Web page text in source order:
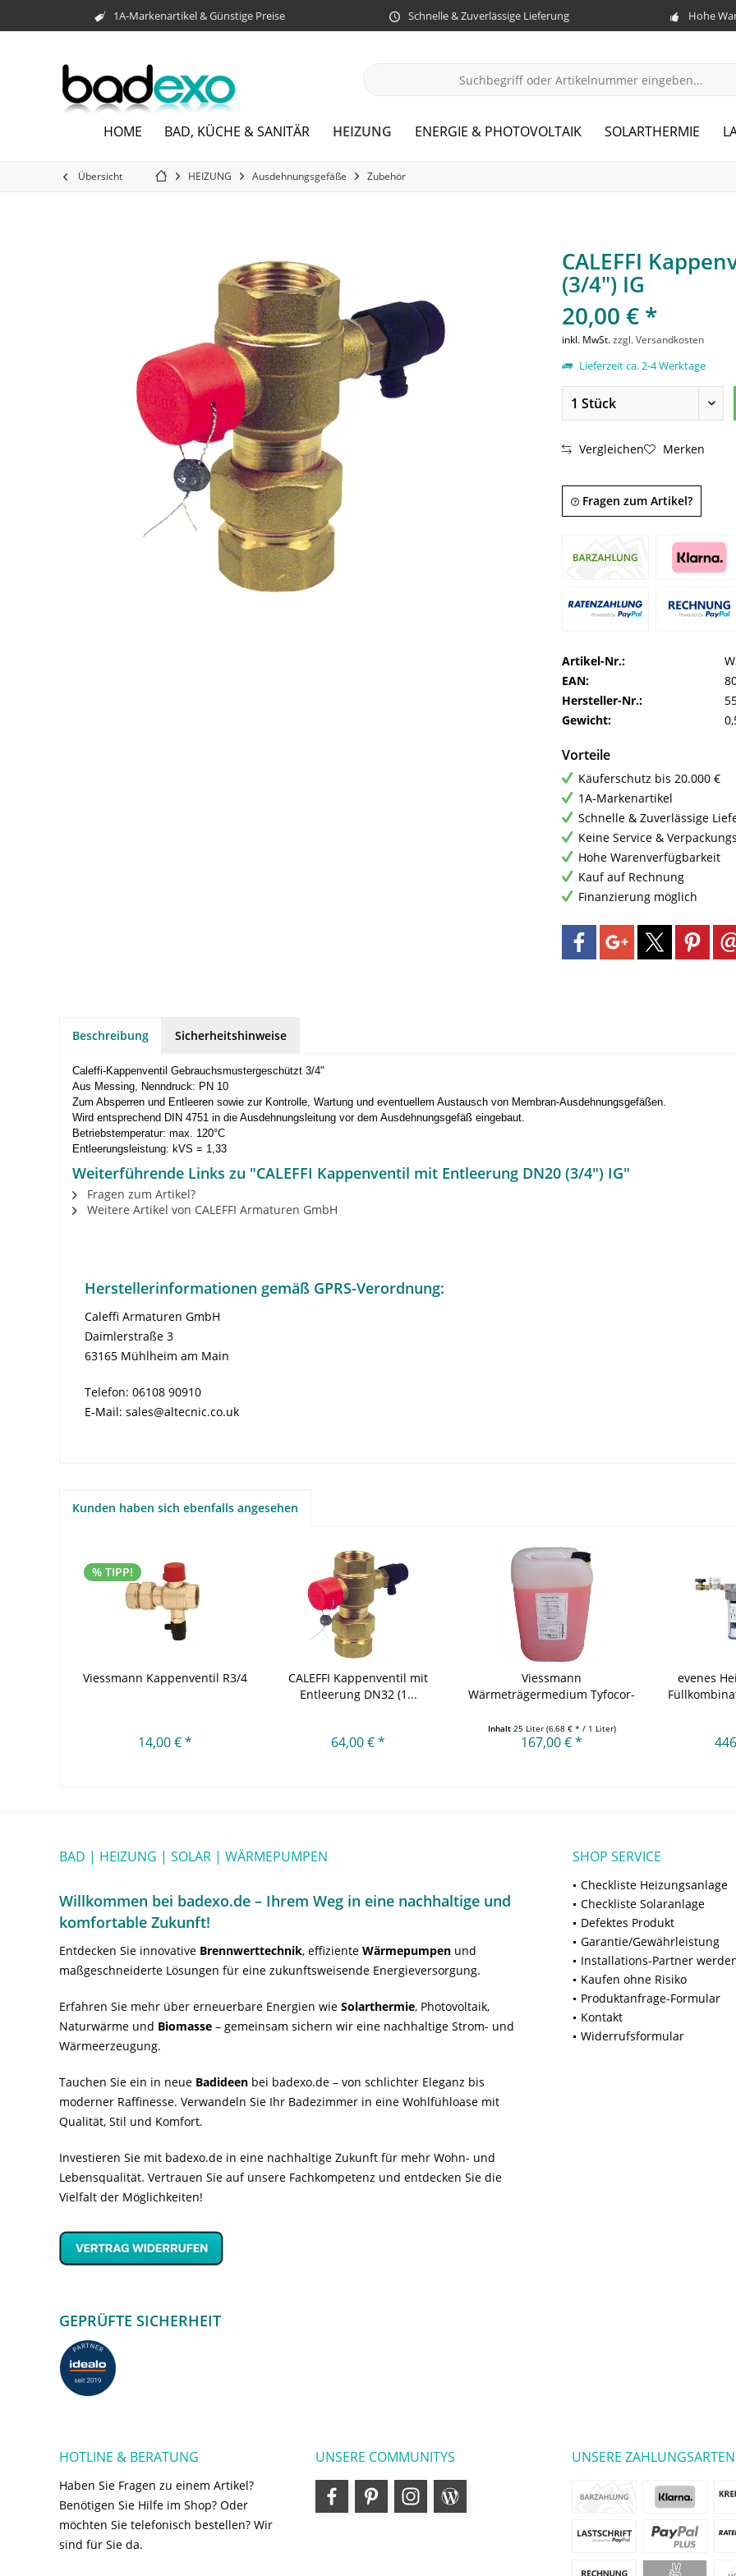
1A-Markenartikel & Günstige Preise Schnelle & Zuverlässige Lieferung Hohe
HOME BAD, KÜCHE & SANITÄR HEIZUNG ENERGIE & PHOTOVOLTAIK SOLARTHERMIE
Übersicht HEIZUNG Ausdehnungsgefäße Zubehör
CALEFFI
(3/4") IG
20,00 € *
inkl. MwSt.zzgl. Versandkosten
Lieferzeit ca. 2-4 Werktage
Vergleichen Merken
Fragen zum Artikel?
Artikel-Nr.:
EAN:
Hersteller-Nr.:
Gewicht:
Vorteile
Käuferschutz bis 20.000 €
1A-Markenartikel
Schnelle & Zuverlässige
Keine Service &
Hohe Warenverfügbarkeit
Kauf auf Rechnung
Finanzierung möglich
Beschreibung Sicherheitshinweise
Caleffi-Kappenventil Gebrauchsmustergeschützt 3/4"
Aus Messing, Nenndruck: PN 10
Zum Absperren und Entleeren sowie zur Kontrolle, Wartung und eventuellem Austausch von Membran-Ausdehnungsgefäßen.
Wird entsprechend DIN 4751 in die Ausdehnungsleitung vor dem Ausdehnungsgefäß eingebaut.
Betriebstemperatur: max. 120°C
Entleerungsleistung: kVS = 1,33
Weiterführende Links zu "CALEFFI Kappenventil mit Entleerung DN20 (3/4") IG"
Fragen zum Artikel?
Weitere Artikel von CALEFFI Armaturen GmbH
Herstellerinformationen gemäß GPRS-Verordnung:
Caleffi Armaturen GmbH
Daimlerstraße 3
63165 Mühlheim am Main
Telefon: 06108 90910
E-Mail: sales@altecnic.co.uk
Kunden haben sich ebenfalls angesehen
% TIPP!
Viessmann Kappenventil R3/4
14,00 € *
CALEFFI Kappenventil mit
Entleerung DN32 (1...
64,00 € *
Viessmann
Wärmeträgermedium Tyfocor-
Inhalt 25 Liter (6,68 € * / 1 Liter)
167,00 € *
evenes
BAD | HEIZUNG | SOLAR | WÄRMEPUMPEN
Willkommen bei badexo.de – Ihrem Weg in eine nachhaltige und
komfortable Zukunft!
Entdecken Sie innovative Brennwerttechnik, effiziente Wärmepumpen und
maßgeschneiderte Lösungen für eine zukunftsweisende Energieversorgung.
Erfahren Sie mehr über erneuerbare Energien wie Solarthermie, Photovoltaik,
Naturwärme und Biomasse – gemeinsam sichern wir eine nachhaltige Strom- und
Wärmeerzeugung.
Tauchen Sie ein in neue Badideen bei badexo.de – von schlichter Eleganz bis
moderner Raffinesse. Verwandeln Sie Ihr Badezimmer in eine Wohlfühloase mit
Qualität, Stil und Komfort.
Investieren Sie mit badexo.de in eine nachhaltige Zukunft für mehr Wohn- und
Lebensqualität. Vertrauen Sie auf unsere Fachkompetenz und entdecken Sie die
Vielfalt der Möglichkeiten!
GEPRÜFTE SICHERHEIT
SHOP SERVICE
Checkliste Heizungsanlage
Checkliste Solaranlage
Defektes Produkt
Garantie/Gewährleistung
Installations-Partner
Kaufen ohne Risiko
Produktanfrage-Formular
Kontakt
Widerrufsformular
HOTLINE & BERATUNG
Haben Sie Fragen zu einem Artikel?
Benötigen Sie Hilfe im Shop? Oder
möchten Sie telefonisch bestellen? Wir
sind für Sie da.
UNSERE COMMUNITYS UNSERE ZAHLUNGSARTEN